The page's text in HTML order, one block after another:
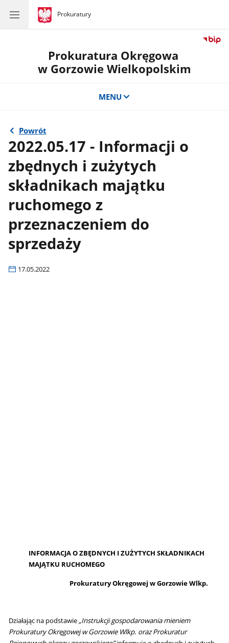
gov.pl
Prokuratury
gov.pl
Prokuratury
Prokuratura Okręgowa
w Gorzowie Wielkopolskim
MENU
Powrót
2022.05.17 - Informacji o
zbędnych i zużytych
składnikach majątku
ruchomego z
przeznaczeniem do
sprzedaży
17.05.2022
INFORMACJA O ZBĘDNYCH I ZUŻYTYCH SKŁADNIKACH
MAJĄTKU RUCHOMEGO
Prokuratury Okręgowej w Gorzowie Wlkp.
Działając na podstawie„Instrukcji gospodarowania mieniem
Prokuratury Okręgowej w Gorzowie Wlkp. oraz Prokuratur